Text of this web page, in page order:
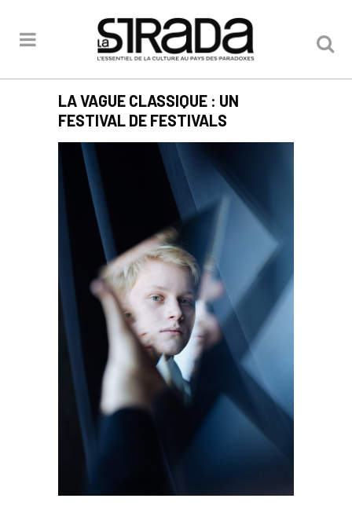
LA VAGUE CLASSIQUE : UN
FESTIVAL DE FESTIVALS